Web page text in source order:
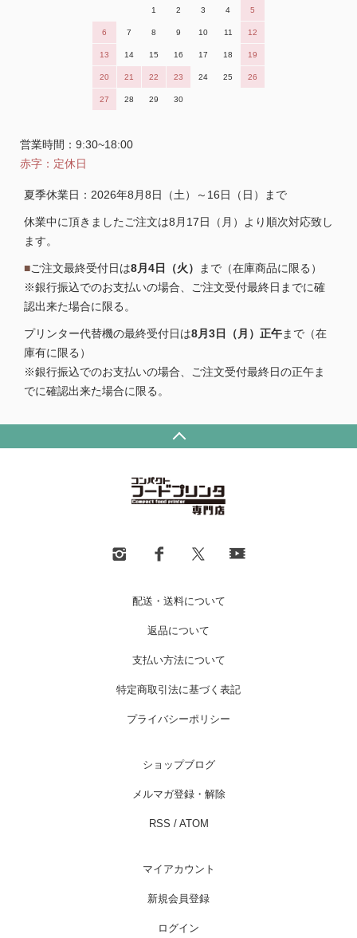
1 2 3 4 5
6 7 8 9 10 11 12
13 14 15 16 17 18 19
20 21 22 23 24 25 26
27 28 29 30
営業時間：9:30~18:00
赤字：定休日
夏季休業日：2026年8月8日（土）～16日（日）まで
休業中に頂きましたご注文は8月17日（月）より順次対応致し
ます。
■ご注文最終受付日は8月4日（火）
まで（在庫商品に限る）
※銀行振込でのお支払いの場合、ご注文受付最終日までに確
認出来た場合に限る。
プリンター代替機の最終受付日は8月3日（月）正午まで（在
庫有に限る）
※銀行振込でのお支払いの場合、ご注文受付最終日の正午ま
でに確認出来た場合に限る。
配送・送料について
返品について
支払い方法について
特定商取引法に基づく表記
プライバシーポリシー
ショップブログ
メルマガ登録・解除
RSS / ATOM
マイアカウント
新規会員登録
ログイン